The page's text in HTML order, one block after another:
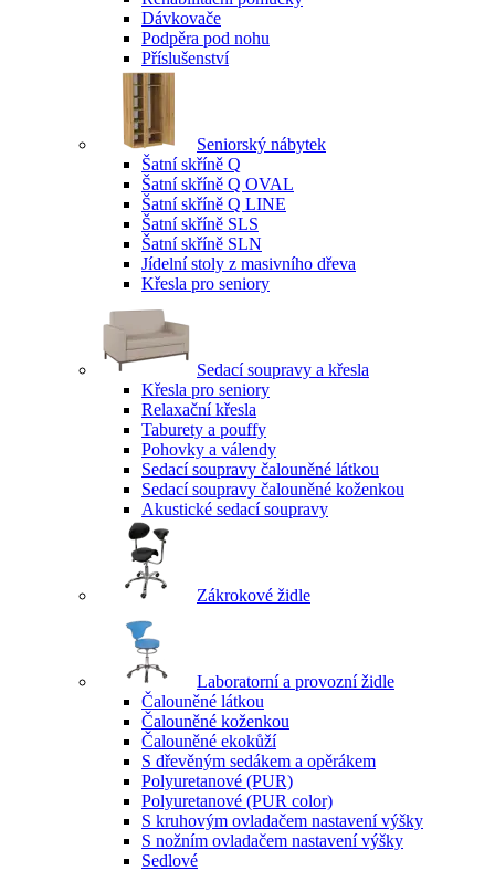
Dávkovače
Podpěra pod nohu
Příslušenství
Seniorský nábytek
Šatní skříně Q
Šatní skříně Q OVAL
Šatní skříně Q LINE
Šatní skříně SLS
Šatní skříně SLN
Jídelní stoly z masivního dřeva
Křesla pro seniory
Sedací soupravy a křesla
Křesla pro seniory
Relaxační křesla
Taburety a pouffy
Pohovky a válendy
Sedací soupravy čalouněné látkou
Sedací soupravy čalouněné koženkou
Akustické sedací soupravy
Zákrokové židle
Laboratorní a provozní židle
Čalouněné látkou
Čalouněné koženkou
Čalouněné ekokůží
S dřevěným sedákem a opěrákem
Polyuretanové (PUR)
Polyuretanové (PUR color)
S kruhovým ovladačem nastavení výšky
S nožním ovladačem nastavení výšky
Sedlové